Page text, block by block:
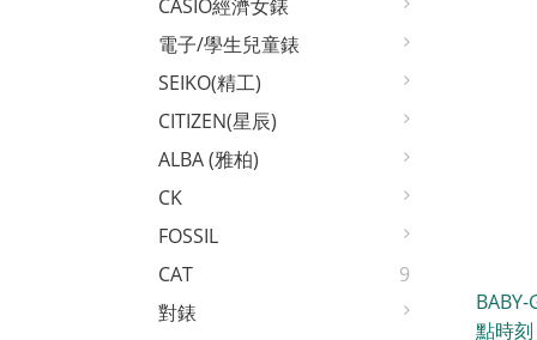
CASIO經濟女錶
電子/學生兒童錶
SEIKO(精工)
CITIZEN(星辰)
ALBA (雅柏)
CK
FOSSIL
CAT
9
對錶
點時